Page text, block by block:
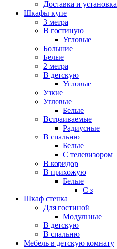
Доставка и установка
Шкафы купе
3 метра
В гостиную
Угловые
Большие
Белые
2 метра
В детскую
Угловые
Узкие
Угловые
Белые
Встраиваемые
Радиусные
В спальню
Белые
С телевизором
В коридор
В прихожую
Белые
С з
Шкаф стенка
Для гостиной
Модульные
В детскую
В спальню
Мебель в детскую комнату